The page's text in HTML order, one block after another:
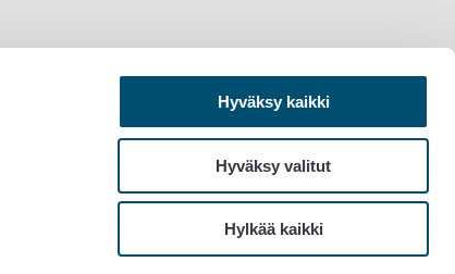
Hyväksy kaikki
Hyväksy valitut
Hylkää kaikki